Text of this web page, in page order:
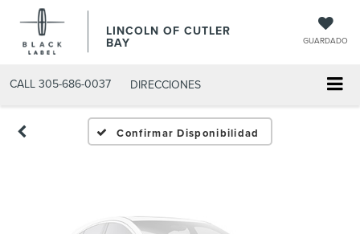
LINCOLN OF CUTLER
BAY GUARDADO
CALL 305-686-0037 DIRECCIONES
Confirmar Disponibilidad
Fotos No
Disponibles
Por favor, revise luego